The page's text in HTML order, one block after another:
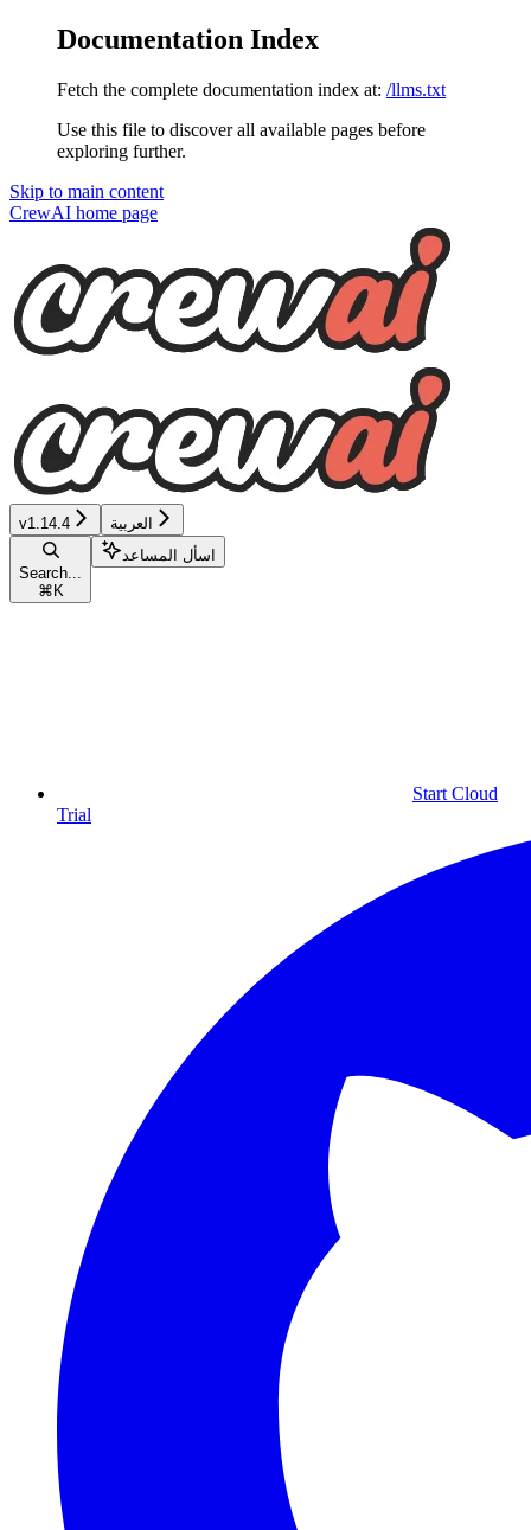
Documentation Index
Fetch the complete documentation index at: /llms.txt
Use this file to discover all available pages before
exploring further.
Skip to main content
CrewAI home page
v1.14.4 العربية
Search...
⌘ K
اسأل المساعد
Start Cloud
Trial